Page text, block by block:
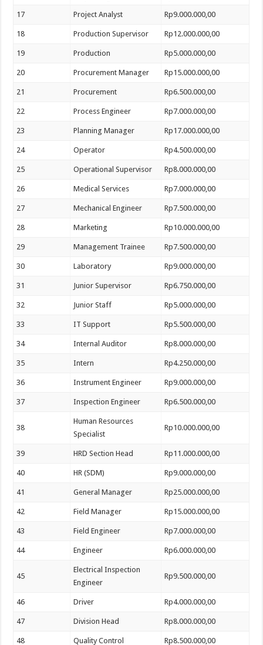
17 Project Analyst Rp9.000.000,00
18 Production Supervisor Rp12.000.000,00
19 Production Rp5.000.000,00
20 Procurement Manager Rp15.000.000,00
21 Procurement Rp6.500.000,00
22 Process Engineer Rp7.000.000,00
23 Planning Manager Rp17.000.000,00
24 Operator Rp4.500.000,00
25 Operational Supervisor Rp8.000.000,00
26 Medical Services Rp7.000.000,00
27 Mechanical Engineer Rp7.500.000,00
28 Marketing Rp10.000.000,00
29 Management Trainee Rp7.500.000,00
30 Laboratory Rp9.000.000,00
31 Junior Supervisor Rp6.750.000,00
32 Junior Staff Rp5.000.000,00
33 IT Support Rp5.500.000,00
34 Internal Auditor Rp8.000.000,00
35 Intern Rp4.250.000,00
36 Instrument Engineer Rp9.000.000,00
37 Inspection Engineer Rp6.500.000,00
38
Human Resources
Specialist
Rp10.000.000,00
39 HRD Section Head Rp11.000.000,00
40 HR (SDM) Rp9.000.000,00
41 General Manager Rp25.000.000,00
42 Field Manager Rp15.000.000,00
43 Field Engineer Rp7.000.000,00
44 Engineer Rp6.000.000,00
45
Electrical Inspection
Engineer
Rp9.500.000,00
46 Driver Rp4.000.000,00
47 Division Head Rp8.000.000,00
48 Quality Control Rp8.500.000,00